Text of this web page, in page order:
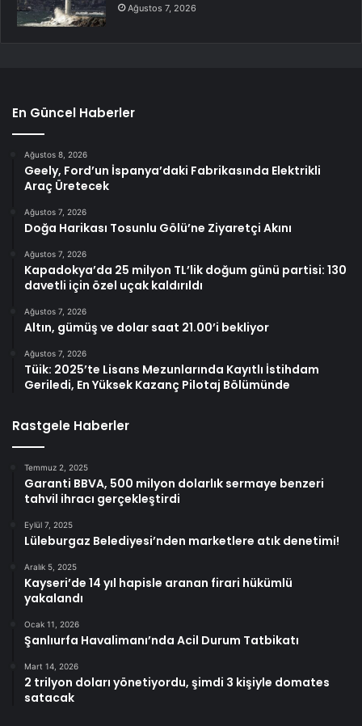
Ağustos 7, 2026
En Güncel Haberler
Ağustos 8, 2026
Geely, Ford’un İspanya’daki Fabrikasında Elektrikli
Araç Üretecek
Ağustos 7, 2026
Doğa Harikası Tosunlu Gölü’ne Ziyaretçi Akını
Ağustos 7, 2026
Kapadokya’da 25 milyon TL’lik doğum günü partisi: 130
davetli için özel uçak kaldırıldı
Ağustos 7, 2026
Altın, gümüş ve dolar saat 21.00’i bekliyor
Ağustos 7, 2026
Tüik: 2025’te Lisans Mezunlarında Kayıtlı İstihdam
Geriledi, En Yüksek Kazanç Pilotaj Bölümünde
Rastgele Haberler
Temmuz 2, 2025
Garanti BBVA, 500 milyon dolarlık sermaye benzeri
tahvil ihracı gerçekleştirdi
Eylül 7, 2025
Lüleburgaz Belediyesi’nden marketlere atık denetimi!
Aralık 5, 2025
Kayseri’de 14 yıl hapisle aranan firari hükümlü
yakalandı
Ocak 11, 2026
Şanlıurfa Havalimanı’nda Acil Durum Tatbikatı
Mart 14, 2026
2 trilyon doları yönetiyordu, şimdi 3 kişiyle domates
satacak